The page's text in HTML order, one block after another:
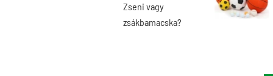
Zseni vagy
zsákbamacska?